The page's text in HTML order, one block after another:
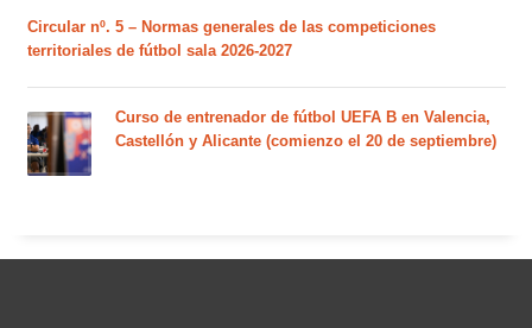
Circular nº. 5 – Normas generales de las competiciones
territoriales de fútbol sala 2026-2027
Curso de entrenador de fútbol UEFA B en Valencia,
Castellón y Alicante (comienzo el 20 de septiembre)